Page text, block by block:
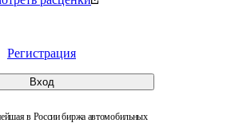
Регистрация
Вход
в России биржа автомобильных